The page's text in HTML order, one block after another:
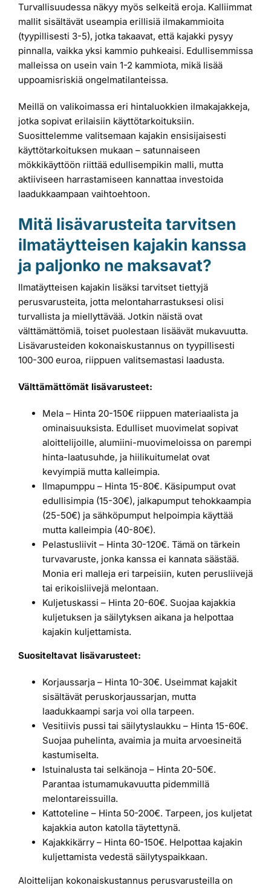
Turvallisuudessa näkyy myös selkeitä eroja. Kalliimmat
mallit sisältävät useampia erillisiä ilmakammioita
(tyypillisesti 3-5), jotka takaavat, että kajakki pysyy
pinnalla, vaikka yksi kammio puhkeaisi. Edullisemmissa
malleissa on usein vain 1-2 kammiota, mikä lisää
uppoamisriskiä ongelmatilanteissa.
Meillä on valikoimassa eri hintaluokkien ilmakajakkeja,
jotka sopivat erilaisiin käyttötarkoituksiin.
Suosittelemme valitsemaan kajakin ensisijaisesti
käyttötarkoituksen mukaan – satunnaiseen
mökkikäyttöön riittää edullisempikin malli, mutta
aktiiviseen harrastamiseen kannattaa investoida
laadukkaampaan vaihtoehtoon.
Mitä lisävarusteita tarvitsen
ilmatäytteisen kajakin kanssa
ja paljonko ne maksavat?
Ilmatäytteisen kajakin lisäksi tarvitset tiettyjä
perusvarusteita, jotta melontaharrastuksesi olisi
turvallista ja miellyttävää. Jotkin näistä ovat
välttämättömiä, toiset puolestaan lisäävät mukavuutta.
Lisävarusteiden kokonaiskustannus on tyypillisesti
100-300 euroa, riippuen valitsemastasi laadusta.
Välttämättömät lisävarusteet:
Mela – Hinta 20-150€ riippuen materiaalista ja
ominaisuuksista. Edulliset muovimelat sopivat
aloittelijoille, alumiini-muovimeloissa on parempi
hinta-laatusuhde, ja hiilikuitumelat ovat
kevyimpiä mutta kalleimpia.
Ilmapumppu – Hinta 15-80€. Käsipumput ovat
edullisimpia (15-30€), jalkapumput tehokkaampia
(25-50€) ja sähköpumput helpoimpia käyttää
mutta kalleimpia (40-80€).
Pelastusliivit – Hinta 30-120€. Tämä on tärkein
turvavaruste, jonka kanssa ei kannata säästää.
Monia eri malleja eri tarpeisiin, kuten perusliivejä
tai erikoisliivejä melontaan.
Kuljetuskassi – Hinta 20-60€. Suojaa kajakkia
kuljetuksen ja säilytyksen aikana ja helpottaa
kajakin kuljettamista.
Suositeltavat lisävarusteet:
Korjaussarja – Hinta 10-30€. Useimmat kajakit
sisältävät peruskorjaussarjan, mutta
laadukkaampi sarja voi olla tarpeen.
Vesitiivis pussi tai säilytyslaukku – Hinta 15-60€.
Suojaa puhelinta, avaimia ja muita arvoesineitä
kastumiselta.
Istuinalusta tai selkänoja – Hinta 20-50€.
Parantaa istumamukavuutta pidemmillä
melontareissuilla.
Kattoteline – Hinta 50-200€. Tarpeen, jos kuljetat
kajakkia auton katolla täytettynä.
Kajakkikärry – Hinta 60-150€. Helpottaa kajakin
kuljettamista vedestä säilytyspaikkaan.
Aloittelijan kokonaiskustannus perusvarusteilla on